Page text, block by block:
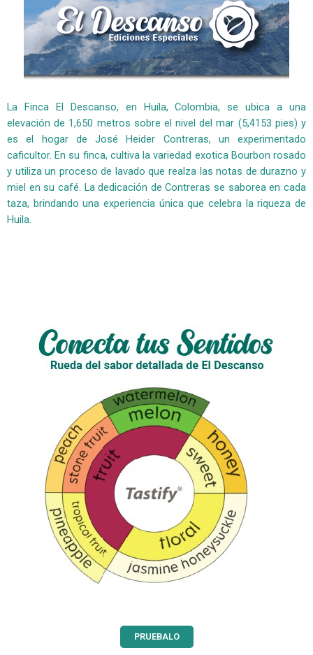
La Finca El Descanso, en Huila, Colombia, se ubica a una
elevación de 1,650 metros sobre el nivel del mar (5,4153 pies) y
es el hogar de José Heider Contreras, un experimentado
caficultor. En su finca, cultiva la variedad exotica Bourbon rosado
y utiliza un proceso de lavado que realza las notas de durazno y
miel en su café. La dedicación de Contreras se saborea en cada
taza, brindando una experiencia única que celebra la riqueza de
Huila.
PRUEBALO